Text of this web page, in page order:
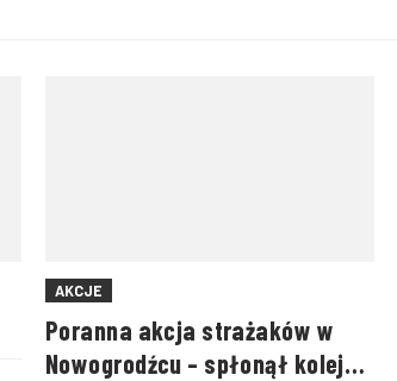
AKCJE
Poranna akcja strażaków w
Nowogrodźcu – spłonął kolejny